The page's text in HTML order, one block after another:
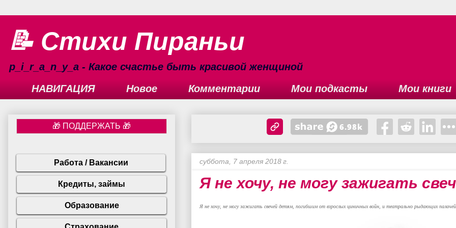
📝 Стихи Пираньи
p_i_r_a_n_y_a - Какое счастье быть красивой женщиной
НАВИГАЦИЯ
Новое Комментарии Мои подкасты Мои книги
суббота, 7 апреля 2018 г.
Я не хочу, не могу зажигать
Я не хочу, не могу зажигать свечей детям, погибшим от взрослых циничных войн, и театрально рыдающих палачей